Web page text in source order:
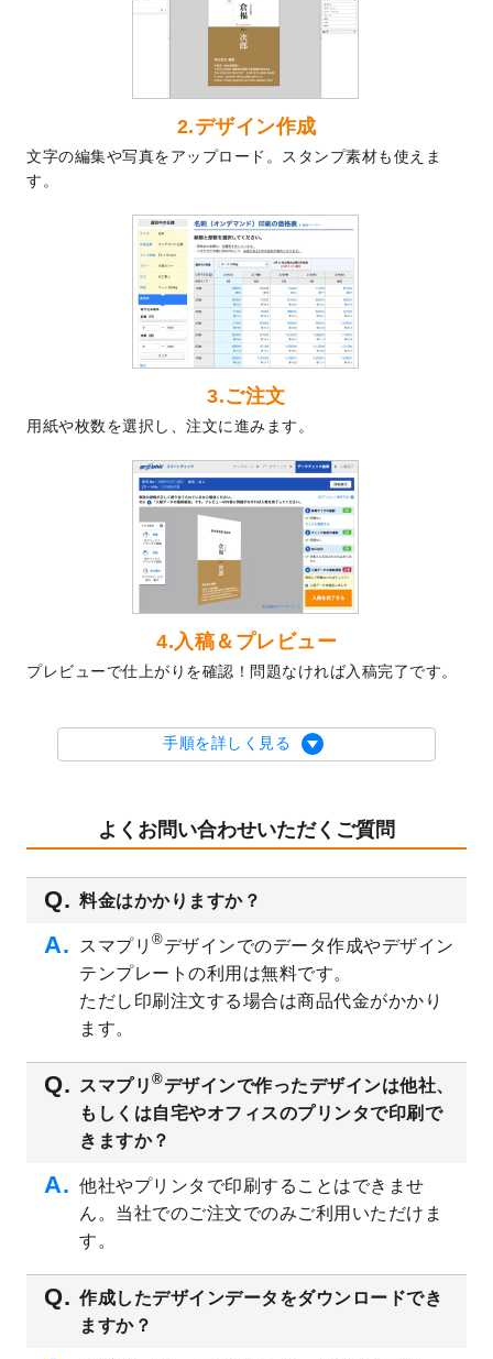
回数券のデザインテンプレート
した。
暑中見舞いのデザインテンプレート
しました。
メッセージカードのデザインテンプレート
を追加しました。
2024/6/14
エコノミータイプののぼりが作成できるよ
うになりました！
【新商品】のぼり
が作成できるようになり
ました！
DMのデザインテンプレートを追加しまし
た。
【新商品】ステッカー
なりました！
2024年版4月始まりのカレンダーデザイン
テンプレートを公開いたしました。
2024年辰年の年賀ポスターデザインテンプ
レート
を公開いたしました。
箔押し年賀状のデザインテンプレート
開いたしました。
クリアファイル、封筒、うちわにてオリジ
ナルデザインで作成できるようになりまし
た！
を公開いたしました。
2023/9/1
2024年版1月始まりのカレンダーデザイン
オリジナルサイズ、変型サイズで作成でき
るようになりました！
2023/8/18
チケットのデザインテンプレートを追加し
ました。
2023/8/7
【新商品】チケット
が作成できるようにな
りました！
美容・エステのチラシデザインテンプレー
トを追加しました。
いたしました。
2023/6/12
うちわのデザインテンプレート
を公開いた
しました。
を公開いたしました。
2023/5/9
書類カバー（見積書表紙）のデザインテン
追加しました。
2023/4/20
2.デザイン作成
文字の編集や写真をアップロード。スタンプ素材も使えま
す。
3.ご注文
用紙や枚数を選択し、注文に進みます。
4.入稿＆プレビュー
プレビューで仕上がりを確認！問題なければ入稿完了です。
手順を詳しく見る
よくお問い合わせいただくご質問
料金はかかりますか？
スマプリ ®デザインでのデータ作成やデザイン
テンプレートの利用は無料です。
ただし印刷注文する場合は商品代金がかかり
ます。
スマプリ ®デザインで作ったデザインは他社、
もしくは自宅やオフィスのプリンタで印刷で
きますか？
他社やプリンタで印刷することはできませ
ん。当社でのご注文でのみご利用いただけま
す。
作成したデザインデータをダウンロードでき
ますか？